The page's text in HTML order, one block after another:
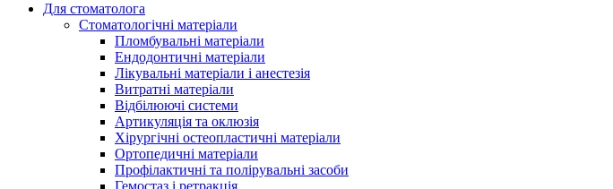
Для стоматолога
Стоматологічні матеріали
Пломбувальні матеріали
Ендодонтичні матеріали
Лікувальні матеріали і анестезія
Витратні матеріали
Відбілюючі системи
Артикуляція та оклюзія
Хірургічні остеопластичні матеріали
Ортопедичні матеріали
Профілактичні та полірувальні засоби
Гемостаз і ретракція